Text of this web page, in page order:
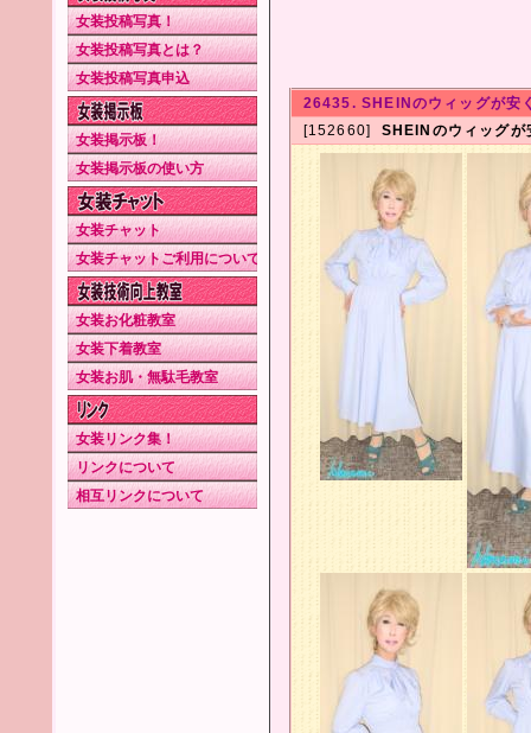
女装投稿写真！
女装投稿写真とは？
女装投稿写真申込
女装掲示板！
女装掲示板の使い方
女装チャット
女装チャットご利用について
女装お化粧教室
女装下着教室
女装お肌・無駄毛教室
女装リンク集！
リンクについて
相互リンクについて
26435. SHEINのウィッグが安
[152660] SHEINのウィッグが